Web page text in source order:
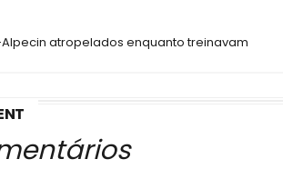
atropelados enquanto treinavam